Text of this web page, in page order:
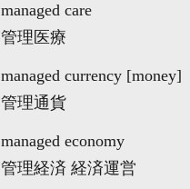
managed care
管理医療
managed currency [money]
管理通貨
managed economy
管理経済 経済運営